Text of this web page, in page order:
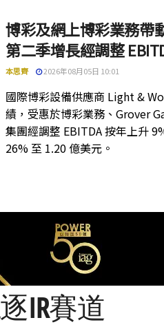
博彩及網上博彩業務帶
第二季增長經調整
本思齊 2026年08月05日 10:01
國際博彩設備供應商 Light &
績，受惠於博彩業務、Grover
集團經調整 EBITDA 按年上升
26% 至 1.20 億美元。
IR賽道